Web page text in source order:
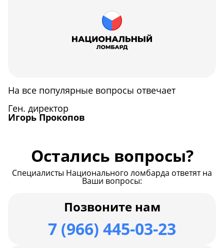
На все популярные вопросы отвечает
Ген. директор
Игорь Прокопов
Остались вопросы?
Специалисты Национального ломбарда ответят на
Ваши вопросы:
Позвоните нам
7 (966) 445-03-23